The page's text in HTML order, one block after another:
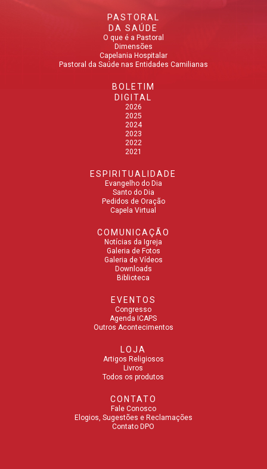
PASTORAL
DA SAÚDE
O que é a Pastoral
Dimensões
Capelania Hospitalar
Pastoral da Saúde nas Entidades Camilianas
BOLETIM
DIGITAL
2026
2025
2024
2023
2022
2021
ESPIRITUALIDADE
Evangelho do Dia
Santo do Dia
Pedidos de Oração
Capela Virtual
COMUNICAÇÃO
Notícias da Igreja
Galeria de Fotos
Galeria de Vídeos
Downloads
Biblioteca
EVENTOS
Congresso
Agenda ICAPS
Outros Acontecimentos
LOJA
Artigos Religiosos
Livros
Todos os produtos
CONTATO
Fale Conosco
Elogios, Sugestões e Reclamações
Contato DPO